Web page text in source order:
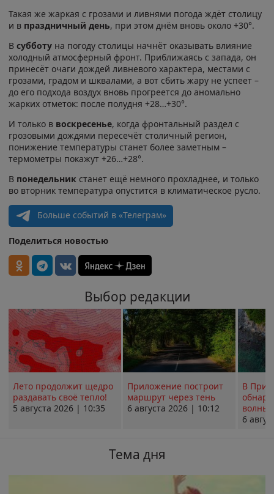
Такая же жаркая с грозами и ливнями погода ждёт столицу
и в праздничный день, при этом днём вновь около +30°.
В субботу на погоду столицы начнёт оказывать влияние
холодный атмосферный фронт. Приближаясь с запада, он
принесёт очаги дождей ливневого характера, местами с
грозами, градом и шквалами, а вот сбить жару не успеет –
до его подхода воздух вновь прогреется до аномально
жарких отметок: после полудня +28…+30°.
И только в воскресенье, когда фронтальный раздел с
грозовыми дождями пересечёт столичный регион,
понижение температуры станет более заметным –
термометры покажут +26…+28°.
В понедельник станет ещё немного прохладнее, и только
во вторник температура опустится в климатическое русло.
Больше событий в «Телеграм»
Поделиться новостью
Выбор редакции
Лето продолжит щедро
раздавать своё тепло!
5 августа 2026 | 10:35
Приложение построит
маршрут через тень
6 августа 2026 | 10:12
В
волны
6
Тема дня